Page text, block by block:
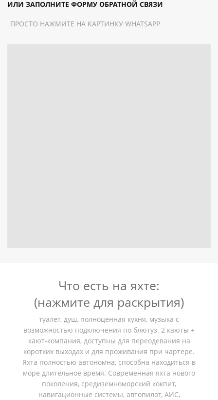
ИЛИ ЗАПОЛНИТЕ ФОРМУ ОБРАТНОЙ СВЯЗИ
ПРОСТО НАЖМИТЕ НА КАРТИНКУ WHATSAPP
Что есть на яхте:
(нажмите для раскрытия)
туалет, душ, полноценная кухня, музыка с
возможностью подключения по блютуз. 2 каюты +
кают-компания, доступны для переодевания на
коротких выходах и для проживания при чартере.
Яхта полностью автономна, способна находиться в
море длительное время. Современная яхта нового
поколения, средиземноморский кокпит,
навигационные системы, автопилот, АИС,